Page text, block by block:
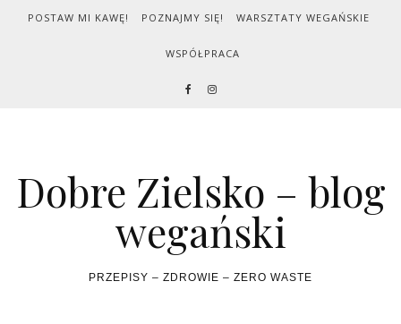
Skip to content
POSTAW MI KAWĘ! POZNAJMY SIĘ! WARSZTATY WEGAŃSKIE
WSPÓŁPRACA
Dobre Zielsko – blog
wegański
PRZEPISY – ZDROWIE – ZERO WASTE